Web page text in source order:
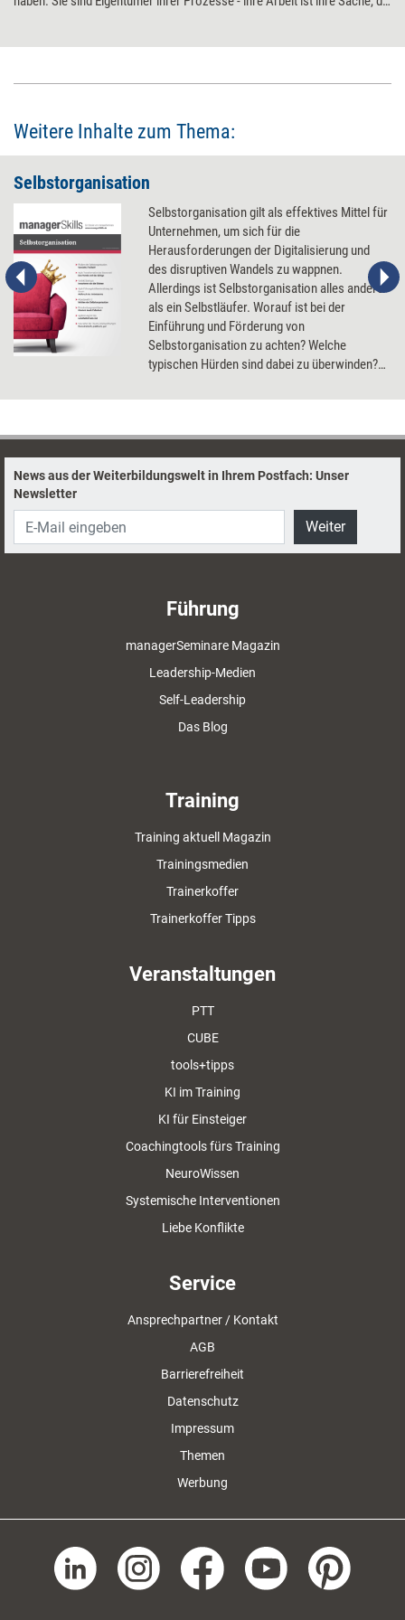
Weitere Inhalte zum Thema:
Selbstorganisation
Selbstorganisation gilt als effektives Mittel für
Unternehmen, um sich für die
Herausforderungen der Digitalisierung und
des disruptiven Wandels zu wappnen.
Allerdings ist Selbstorganisation alles andere
als ein Selbstläufer. Worauf ist bei der
Einführung und Förderung von
Selbstorganisation zu achten? Welche
typischen Hürden sind dabei zu überwinden?
wie weiterhelfen?
News aus der Weiterbildungswelt in Ihrem Postfach: Unser
Newsletter
Weiter
Führung
managerSeminare Magazin
Leadership-Medien
Self-Leadership
Das Blog
Training
Training aktuell Magazin
Trainingsmedien
Trainerkoffer
Trainerkoffer Tipps
Veranstaltungen
PTT
CUBE
tools+tipps
KI im Training
KI für Einsteiger
Coachingtools fürs Training
NeuroWissen
Systemische Interventionen
Liebe Konflikte
Service
Ansprechpartner / Kontakt
AGB
Barrierefreiheit
Datenschutz
Impressum
Themen
Werbung